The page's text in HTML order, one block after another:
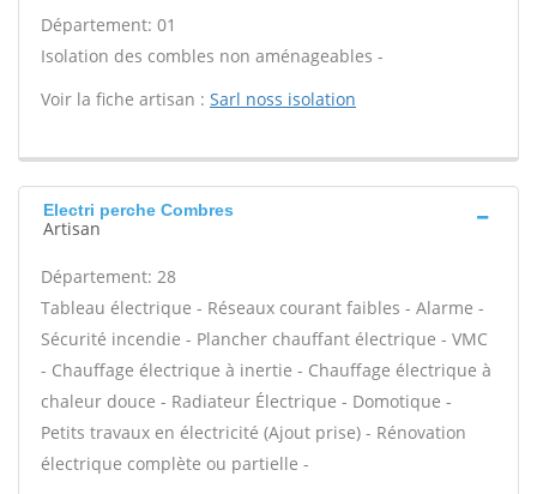
Département: 01
Isolation des combles non aménageables -
Voir la fiche artisan : Sarl noss isolation
Electri perche Combres
Artisan
Département: 28
Tableau électrique - Réseaux courant faibles - Alarme -
Sécurité incendie - Plancher chauffant électrique - VMC
- Chauffage électrique à inertie - Chauffage électrique à
chaleur douce - Radiateur Électrique - Domotique -
Petits travaux en électricité (Ajout prise) - Rénovation
électrique complète ou partielle -